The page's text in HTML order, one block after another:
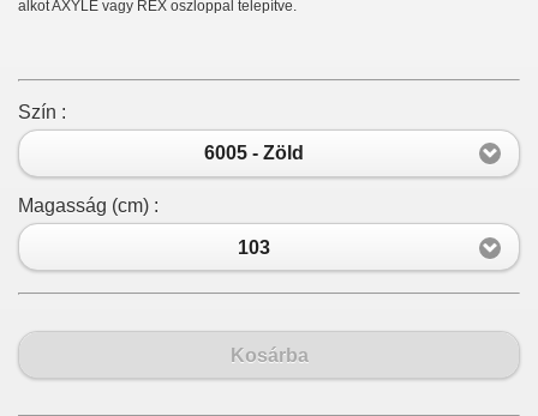
alkot AXYLE vagy REX oszloppal telepítve.
Szín :
6005 - Zöld
Magasság (cm) :
103
Kosárba